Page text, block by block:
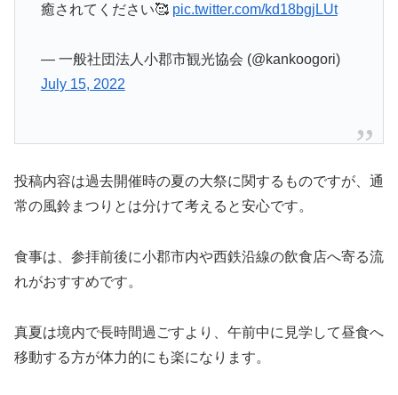
癒されてください🥰 pic.twitter.com/kd18bgjLUt
— 一般社団法人小郡市観光協会 (@kankoogori)
July 15, 2022
投稿内容は過去開催時の夏の大祭に関するものですが、通
常の風鈴まつりとは分けて考えると安心です。
食事は、参拝前後に小郡市内や西鉄沿線の飲食店へ寄る流
れがおすすめです。
真夏は境内で長時間過ごすより、午前中に見学して昼食へ
移動する方が体力的にも楽になります。